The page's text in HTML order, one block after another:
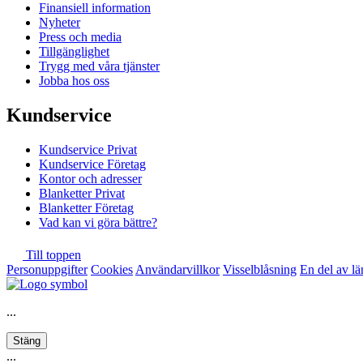
Finansiell information
Nyheter
Press och media
Tillgänglighet
Trygg med våra tjänster
Jobba hos oss
Kundservice
Kundservice Privat
Kundservice Företag
Kontor och adresser
Blanketter Privat
Blanketter Företag
Vad kan vi göra bättre?
Till toppen
Personuppgifter Cookies Användarvillkor Visselblåsning En del av
...
Stäng
...